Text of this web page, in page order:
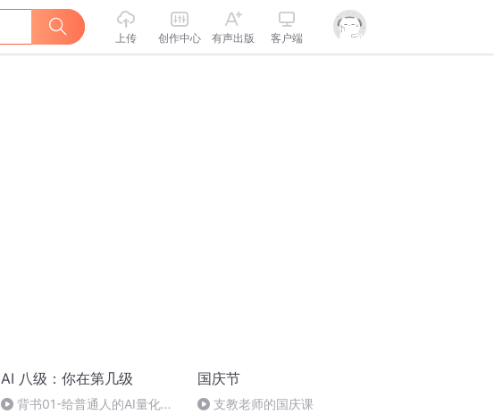
上传 创作中心 有声出版 客户端
AI 八级：你在第几级
背书01-给普通人的AI量化与
国庆节
支教老师的国庆课